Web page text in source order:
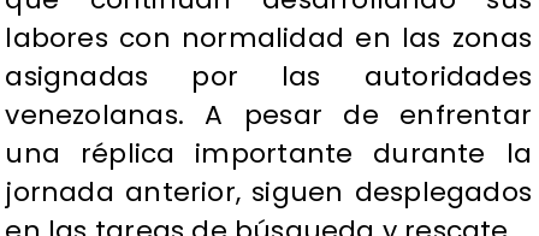
labores con normalidad en las zonas
asignadas por las autoridades
venezolanas. A pesar de enfrentar
una réplica importante durante la
jornada anterior, siguen desplegados